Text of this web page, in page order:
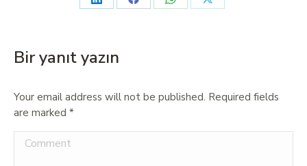
Bir yanıt yazın
Your email address will not be published. Required fields
are marked *
Comment